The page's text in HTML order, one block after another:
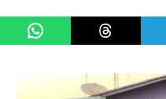
Share on WhatsApp
Share on